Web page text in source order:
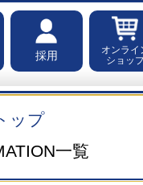
採用
オンライ
ショッ
ップ
一覧